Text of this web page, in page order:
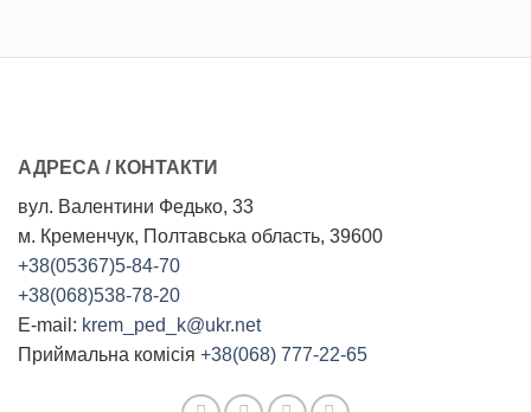
АДРЕСА / КОНТАКТИ
вул. Валентини Федько, 33
м. Кременчук, Полтавська область, 39600
+38(05367)5-84-70
+38(068)538-78-20
E-mail: krem_ped_k@ukr.net
Приймальна комісія +38(068) 777-22-65